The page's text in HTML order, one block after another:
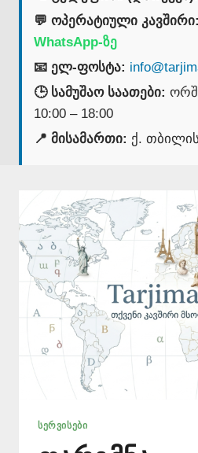
💬 ოპერატიული კავშირი:
WhatsApp-ზე
📧 ელ-ფოსტა:
🕒 სამუშაო საათები:
10:00 – 18:00
📍 მისამართი: ქ.
ᲡᲔᲠᲕᲘᲡᲔᲑᲘ